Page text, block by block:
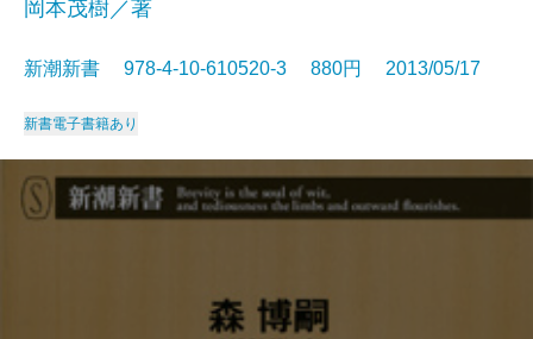
岡本茂樹／著
新潮新書 978-4-10-610520-3 880円 2013/05/17
新書電子書籍あり